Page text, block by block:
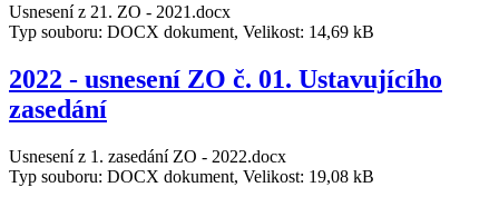
Usnesení z 21. ZO - 2021.docx
Typ souboru: DOCX dokument, Velikost: 14,69 kB
2022 - usnesení ZO č. 01. Ustavujícího
zasedání
Usnesení z 1. zasedání ZO - 2022.docx
Typ souboru: DOCX dokument, Velikost: 19,08 kB